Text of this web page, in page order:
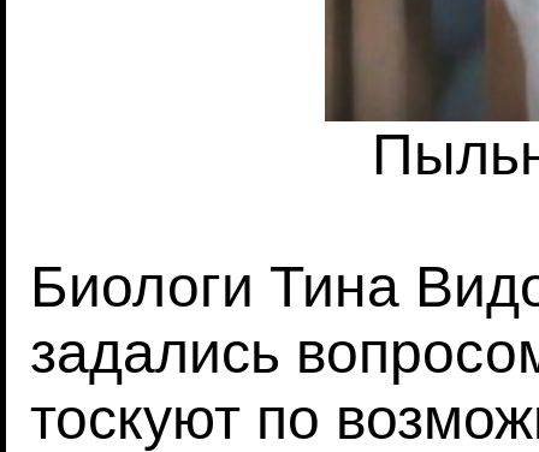
Биологи Тина
задались
тоскуют по